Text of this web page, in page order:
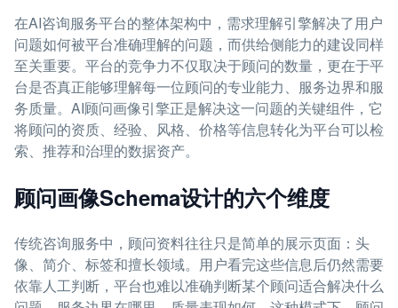
在AI咨询服务平台的整体架构中，需求理解引擎解决了用户
问题如何被平台准确理解的问题，而供给侧能力的建设同样
至关重要。平台的竞争力不仅取决于顾问的数量，更在于平
台是否真正能够理解每一位顾问的专业能力、服务边界和服
务质量。AI顾问画像引擎正是解决这一问题的关键组件，它
将顾问的资质、经验、风格、价格等信息转化为平台可以检
索、推荐和治理的数据资产。
顾问画像Schema设计的六个维度
传统咨询服务中，顾问资料往往只是简单的展示页面：头
像、简介、标签和擅长领域。用户看完这些信息后仍然需要
依靠人工判断，平台也难以准确判断某个顾问适合解决什么